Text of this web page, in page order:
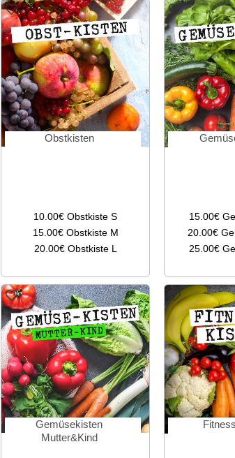
Obstkisten
10.00€ Obstkiste S
15.00€ Obstkiste M
20.00€ Obstkiste L
15.00€
20.00€
25.00€
Gemüsekisten
Mutter&Kind